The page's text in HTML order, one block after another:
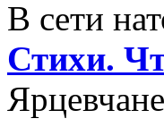
В сети
Стихи.